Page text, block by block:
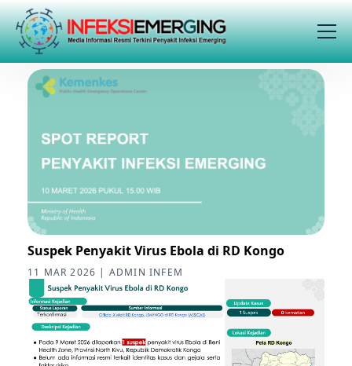
Suspek Penyakit Virus Ebola di RD Kongo
11 MAR 2026 | ADMIN INFEM